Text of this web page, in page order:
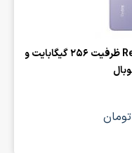
‌گوشی موبایل شیائومی Redmi Note 14s ظرفیت 256 گیگابایت و
تومان